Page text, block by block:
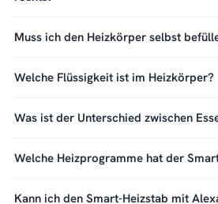
Muss ich den Heizkörper selbst
Welche Flüssigkeit ist im Heizkörper?
Was ist der Unterschied zwischen
Welche Heizprogramme hat der
Kann ich den Smart-Heizstab mit